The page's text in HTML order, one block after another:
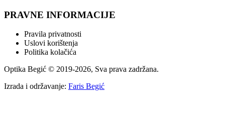
PRAVNE INFORMACIJE
Pravila privatnosti
Uslovi korištenja
Politika kolačića
Optika Begić © 2019-2026, Sva prava zadržana.
Izrada i održavanje: Faris Begić